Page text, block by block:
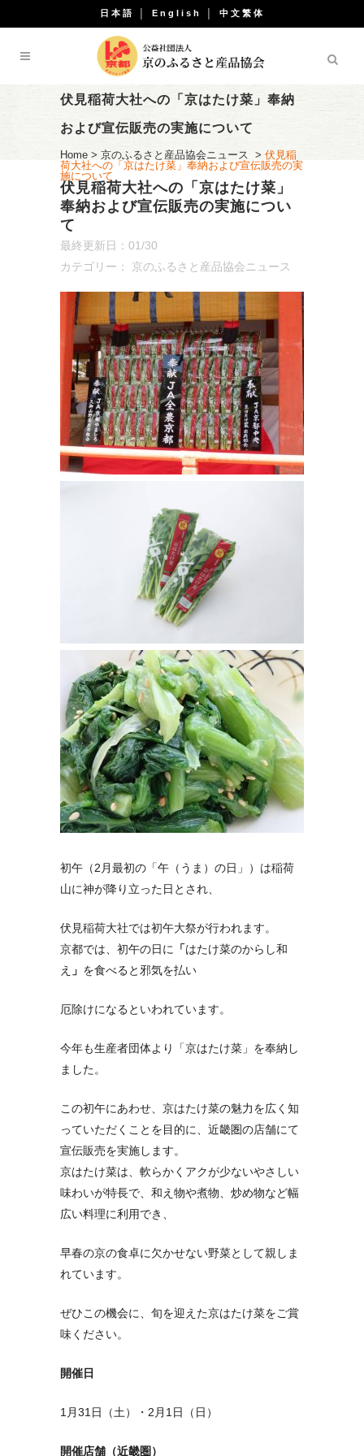
日本語 English 中文繁体
伏見稲荷大社への「京はたけ菜」奉納
および宣伝販売の実施について
Home > 京のふるさと産品協会ニュース > 伏見稲
荷大社への「京はたけ菜」奉納および宣伝販売の実
施について
伏見稲荷大社への「京はたけ菜」
奉納および宣伝販売の実施につい
て
最終更新日：01/30
カテゴリー： 京のふるさと産品協会ニュース
初午（2月最初の「午（うま）の日」）は稲荷
山に神が降り立った日とされ、
伏見稲荷大社では初午大祭が行われます。
京都では、初午の日に
「はたけ菜のからし和
え 」 を食べると邪気を払い
厄除けになるといわれています。
今年も生産者団体より「京はたけ菜」を奉納し
ました。
この初午にあわせ、京はたけ菜の魅力を広く知
っていただくことを目的に、近畿圏の店舗にて
宣伝販売を実施します。
京はたけ菜は、軟らかくアクが少ないやさしい
味わいが特長で、和え物や煮物、炒め物など幅
広い料理に利用でき、
早春の京の食卓に欠かせない野菜として親しま
れています。
ぜひこの機会に、旬を迎えた京はたけ菜をご賞
味ください。
開催日
1月31日（土）・2月1日（日）
開催店舗（近畿圏）